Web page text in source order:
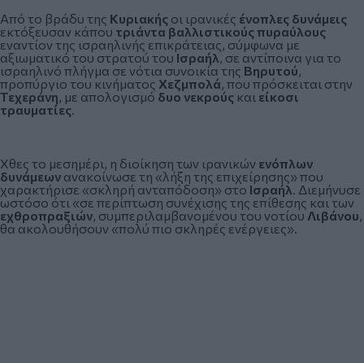
Από το βράδυ της Κυριακής οι ιρανικές ένοπλες δυνάμεις
εκτόξευσαν κάπου τριάντα βαλλιστικούς πυραύλους
εναντίον της ισραηλινής επικράτειας, σύμφωνα με
αξιωματικό του στρατού τουΙσραήλ, σε αντίποινα για το
ισραηλινό πλήγμα σε νότια συνοικία της Βηρυτού,
προπύργιο του κινήματος Χεζμπολά, που πρόσκειται στην
Τεχεράνη, με απολογισμό δυο νεκρούς και είκοσι
τραυματίες.
Χθες το μεσημέρι, η διοίκηση των ιρανικών ενόπλων
δυνάμεων ανακοίνωσε τη «λήξη της επιχείρησης» που
χαρακτήρισε «σκληρή ανταπόδοση» στο Ισραήλ. Διεμήνυσε
ωστόσο ότι «σε περίπτωση συνέχισης της επίθεσης και των
εχθροπραξιών, συμπεριλαμβανομένου του νοτίουΛιβάνου,
θα ακολουθήσουν «πολύ πιο σκληρές ενέργειες».